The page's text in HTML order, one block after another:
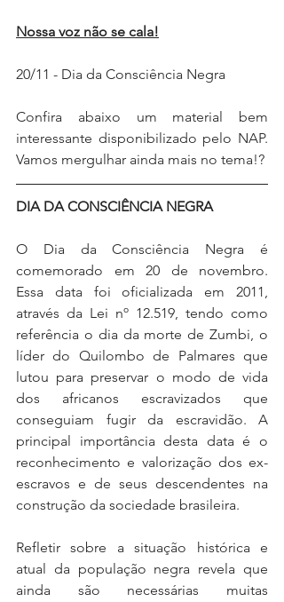
Nossa voz não se cala!
20/11 - Dia da Consciência Negra
Confira abaixo um material bem
interessante disponibilizado pelo NAP.
Vamos mergulhar ainda mais no tema!?
DIA DA CONSCIÊNCIA NEGRA
O Dia da Consciência Negra é
comemorado em 20 de novembro.
Essa data foi oficializada em 2011,
através da Lei nº 12.519, tendo como
referência o dia da morte de Zumbi, o
líder do Quilombo de Palmares que
lutou para preservar o modo de vida
dos africanos escravizados que
conseguiam fugir da escravidão. A
principal importância desta data é o
reconhecimento e valorização dos ex-
escravos e de seus descendentes na
construção da sociedade brasileira.
Refletir sobre a situação histórica e
atual da população negra revela que
ainda são necessárias muitas